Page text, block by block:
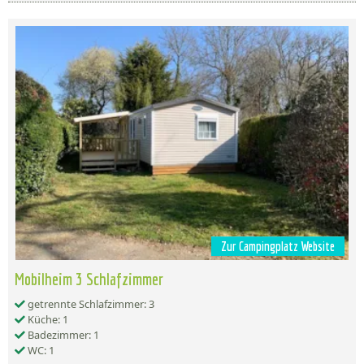
Zur Campingplatz Website
Mobilheim 3 Schlafzimmer
getrennte Schlafzimmer: 3
Küche: 1
Badezimmer: 1
WC: 1